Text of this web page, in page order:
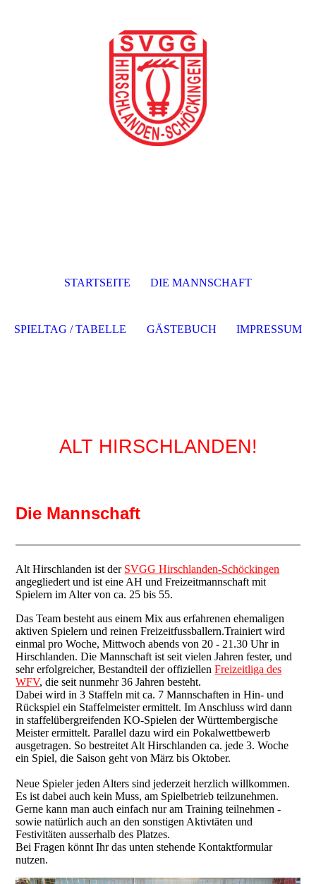
ALT HIRSCHLANDEN!
Die Mannschaft
Alt Hirschlanden ist der SVGG Hirschlanden-Schöckingen
angegliedert und ist eine AH und Freizeitmannschaft mit
Spielern im Alter von ca. 25 bis 55.
Das Team besteht aus einem Mix aus erfahrenen ehemaligen
aktiven Spielern und reinen Freizeitfussballern.Trainiert wird
einmal pro Woche, Mittwoch abends von 20 - 21.30 Uhr in
Hirschlanden. Die Mannschaft ist seit vielen Jahren fester, und
sehr erfolgreicher, Bestandteil der offiziellenFreizeitliga des
WFV, die seit nunmehr 36 Jahren besteht.
Dabei wird in 3 Staffeln mit ca. 7 Mannschaften in Hin- und
Rückspiel ein Staffelmeister ermittelt. Im Anschluss wird dann
in staffelübergreifenden KO-Spielen der Württembergische
Meister ermittelt. Parallel dazu wird ein Pokalwettbewerb
ausgetragen. So bestreitet Alt Hirschlanden ca. jede 3. Woche
ein Spiel, die Saison geht von März bis Oktober.
Neue Spieler jeden Alters sind jederzeit herzlich willkommen.
Es ist dabei auch kein Muss, am Spielbetrieb teilzunehmen.
Gerne kann man auch einfach nur am Training teilnehmen -
sowie natürlich auch an den sonstigen Aktivtäten und
Festivitäten ausserhalb des Platzes.
Bei Fragen könnt Ihr das unten stehende Kontaktformular
nutzen.
STARTSEITE DIE MANNSCHAFT
SPIELTAG / TABELLE GÄSTEBUCH IMPRESSUM